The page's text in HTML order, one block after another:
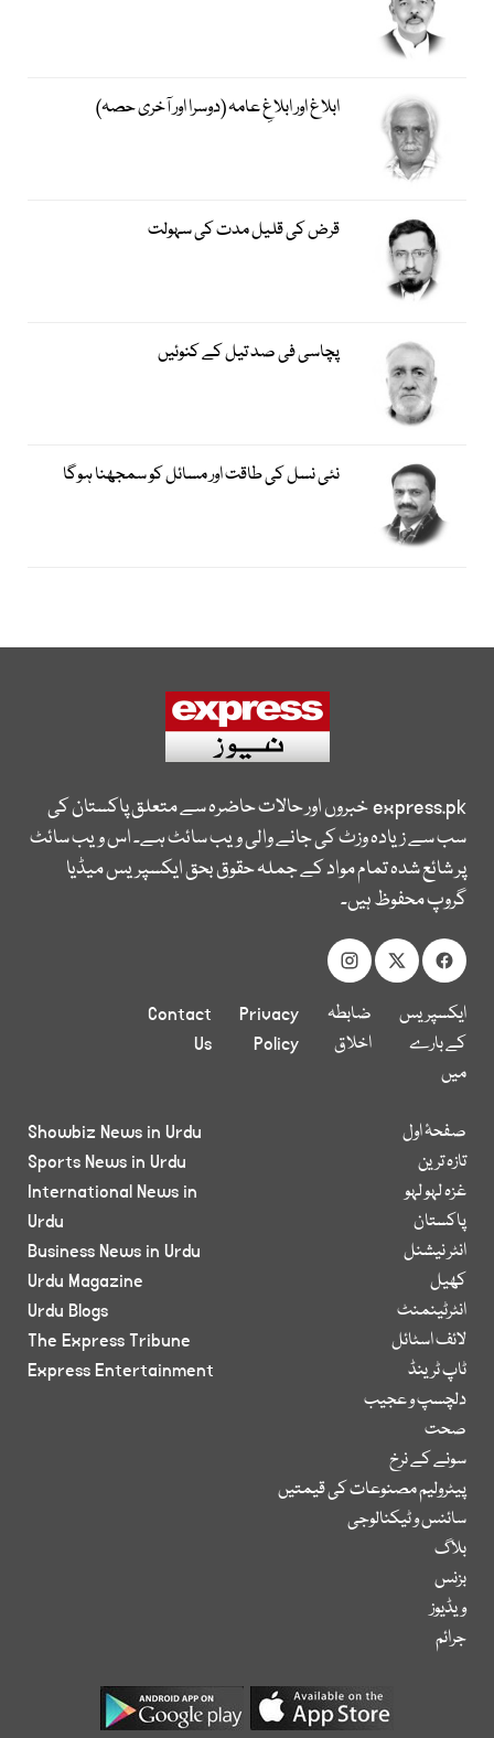
ابلاغ اور ابلاغِ عامہ (دوسرا اور آخری حصہ)
قرض کی قلیل مدت کی سہولت
پچاسی فی صد تیل کے کنوئیں
نئی نسل کی طاقت اور مسائل کو سمجھنا ہوگا
express.pkخبروں اور حالات حاضرہ سے متعلق پاکستان کی
سب سے زیادہ وزٹ کی جانے والی ویب سائٹ ہے۔ اس ویب سائٹ
پر شائع شدہ تمام مواد کے جملہ حقوق بحق ایکسپریس میڈیا
گروپ محفوظ ہیں۔
ایکسپریس
کے بارے
میں
ضابطہ
اخلاق
Privacy
Policy
Contact
Us
صفحۂ اول
تازہ ترین
غزہ لہو لہو
پاکستان
انٹر نیشنل
کھیل
انٹرٹینمنٹ
لائف اسٹائل
ٹاپ ٹرینڈ
دلچسپ و عجیب
صحت
سونے کے نرخ
پیٹرولیم مصنوعات کی قیمتیں
سائنس و ٹیکنالوجی
بلاگ
بزنس
ویڈیوز
جرائم
Showbiz News in Urdu
Sports News in Urdu
International News in
Urdu
Business News in Urdu
Urdu Magazine
Urdu Blogs
The Express Tribune
Express Entertainment